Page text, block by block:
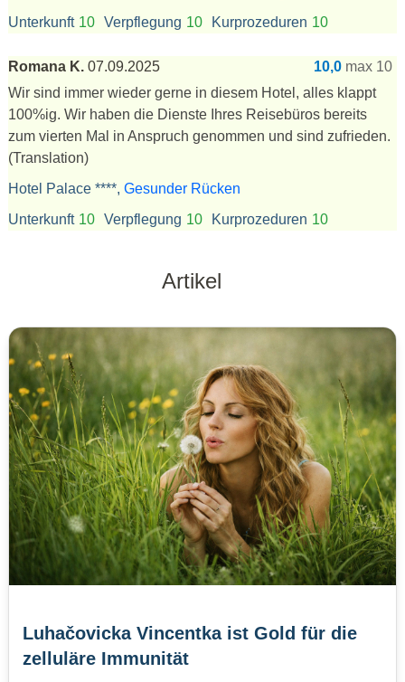
Unterkunft 10 Verpflegung 10 Kurprozeduren 10
Romana K. 07.09.2025 10,0 max 10
Wir sind immer wieder gerne in diesem Hotel, alles klappt
100%ig. Wir haben die Dienste Ihres Reisebüros bereits
zum vierten Mal in Anspruch genommen und sind zufrieden.
(Translation)
Hotel Palace ****, Gesunder Rücken
Unterkunft 10 Verpflegung 10 Kurprozeduren 10
Artikel
Luhačovicka Vincentka ist Gold für die
zelluläre Immunität